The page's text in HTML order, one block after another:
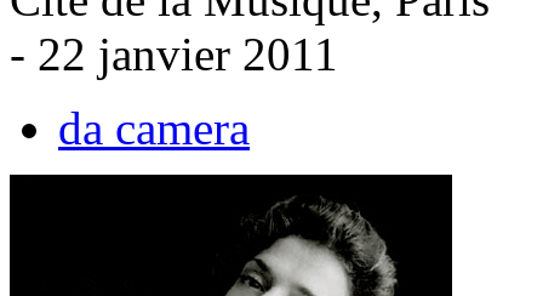
- 22 janvier 2011
da camera